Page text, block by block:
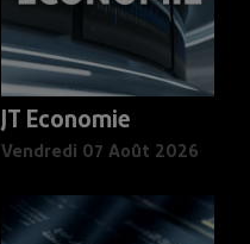
JT Economie
Vendredi 07 Août 2026